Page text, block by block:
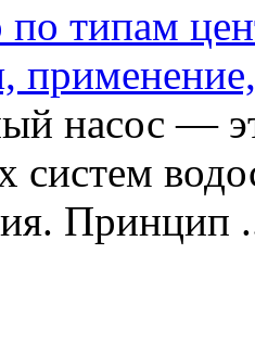
по типам
насос —
систем
Принцип